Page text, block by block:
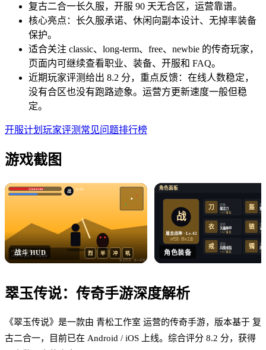
复古二合一长久服，开服 90 天无合区，运营靠谱。
核心亮点：长久服承诺、休闲向副本设计、无掉率装备
保护。
适合关注 classic、long-term、free、newbie 的传奇玩家，
页面内可继续查看职业、装备、开服和 FAQ。
近期玩家评测给出 8.2 分，重点反馈：在线人数稳定，
没有合区也没有跑路迹象。运营方更新速度一般但稳
定。
开服计划 玩家评测 常见问题排行榜
游戏截图
3260/4180 战 Lv.42
烈 半 冲 吼
[行会] 沙巴克晚 8 点集合！
[世界] 收 屠龙刀，价格私聊
翠玉传说· 战斗实拍
战斗 HUD
角色面板
战
屠龙战神 · Lv.42
沙巴克 · 烈火工会
刀 武器
屠龙刀
+12 强化
盔 头盔
霸
+12
衣 战衣
天魔神甲
+12 强化
链 项链
记
+12
戒 戒指
凤凰戒指
+12 强化
镯 手镯
思
+12
角色装备
翠玉传说： 传奇手游深度解析
《翠玉传说》是一款由 青松工作室 运营的传奇手游，版本基于 复
古二合一，目前已在 Android / iOS 上线。综合评分 8.2 分，获得